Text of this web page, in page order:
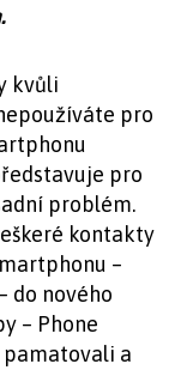
kvůli
pro
pro
problém.
kontakty
–
do nového
– Phone
a